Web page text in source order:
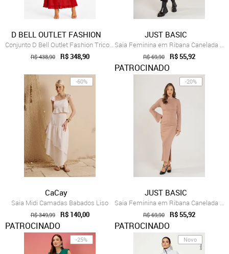
D BELL OUTLET FASHION
Conjunto D Bell Outlet Fashion Tricot Vermelho
R$ 438,90 R$ 348,90
JUST BASIC
Saia Feminina em Ribana Canelada Just Basic Preto
R$ 69,90 R$ 55,92
PATROCINADO
-60%
CaCay
Saia Midi Camadas Babados Liso
R$ 349,99 R$ 140,00
PATROCINADO
-20%
JUST BASIC
Saia Feminina em Ribana Canelada Just Basic Marrom
R$ 69,90 R$ 55,92
PATROCINADO
-25% Novo